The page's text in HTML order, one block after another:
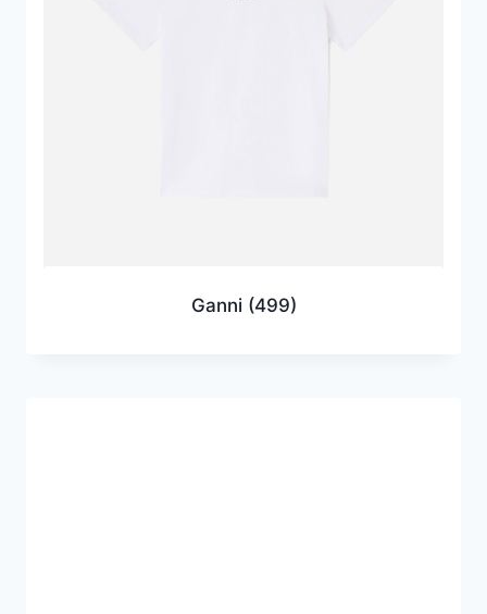
Ganni (499)